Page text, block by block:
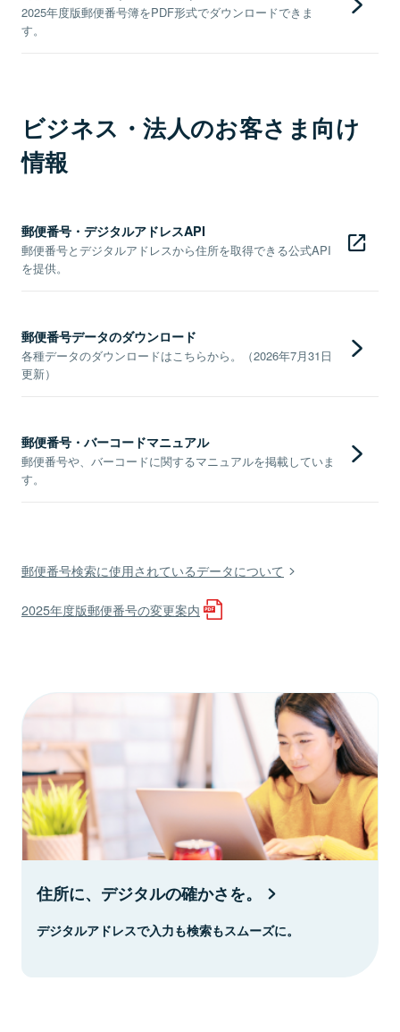
2025年度版郵便番号簿をPDF形式でダウンロードできま
す。
ビジネス・法人のお客さま向け
情報
郵便番号・デジタルアドレスAPI
郵便番号とデジタルアドレスから住所を取得できる公式API
を提供。
郵便番号データのダウンロード
各種データのダウンロードはこちらから。（2026年7月31日
更新）
郵便番号・バーコードマニュアル
郵便番号や、バーコードに関するマニュアルを掲載していま
す。
郵便番号検索に使用されているデータについて
2025年度版郵便番号の変更案内
住所に、デジタルの確かさを。
デジタルアドレスで入力も検索もスムーズに。